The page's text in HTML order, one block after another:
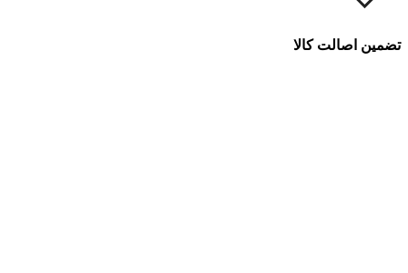
تضمین اصالت کالا